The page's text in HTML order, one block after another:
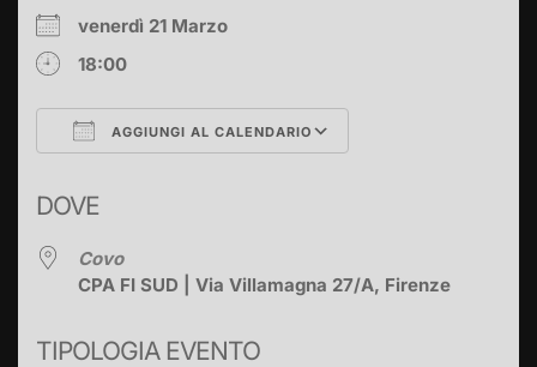
venerdì 21 Marzo
18:00
AGGIUNGI AL CALENDARIO
DOVE
Covo
CPA FI SUD | Via Villamagna 27/A, Firenze
TIPOLOGIA EVENTO